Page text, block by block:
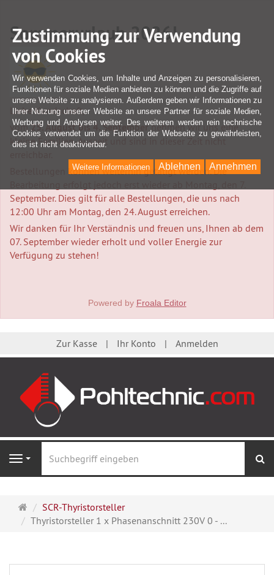
Sommerurlaub 2026!
Liebe Kundschaft,
vom25. August bis 4. Septembernehmen wir uns eine
kleine Familien-Auszeit und sind in dieser Zeit nicht
Bestellungen können weiterhin getätigt werden. Die
September. Dies gilt für alle Bestellungen, die uns nach
12:00 Uhr am Montag, den 24. August erreichen.
Wir danken für Ihr Verständnis und freuen uns, Ihnen ab dem
07. September wieder erholt und voller Energie zur
Verfügung zu stehen!
Powered by Froala Editor
Zur Kasse Ihr Konto Anmelden
Navigation
Startseite
SCR-Thyristorsteller
Thyristorsteller 1 x Phasenanschnitt 230V 0 - ...
Zustimmung zur Verwendung
von Cookies
Wir verwenden Cookies, um Inhalte und Anzeigen zu personalisieren,
Funktionen für soziale Medien anbieten zu können und die Zugriffe auf
unsere Website zu analysieren. Außerdem geben wir Informationen zu
Ihrer Nutzung unserer Website an unsere Partner für soziale Medien,
Werbung und Analysen weiter. Des weiteren werden rein technische
Cookies verwendet um die Funktion der Webseite zu gewährleisten,
dies ist nicht deaktivierbar.
Annehmen
Ablehnen
Weitere Informationen